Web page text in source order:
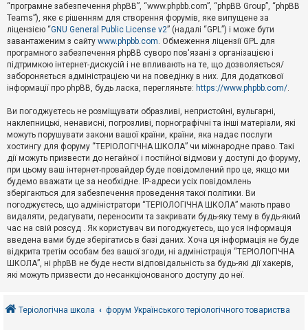
и
б
е
з
в
і
д
п
о
в
д
й
А
к
т
и
в
н
т
е
м
и
о
“програмне забезпечення phpBB”, “www.phpbb.com”, “phpBB Group”, “phpBB
Teams”), яке є рішенням для створення форумів, яке випущене за
ліцензією “GNU General Public License v2” (надалі “GPL”) і може бути
завантаженим з сайту www.phpbb.com. Обмеження ліцензії GPL для
програмного забезпечення phpBB суворо пов'язані з організацією і
підтримкою інтернет-дискусій і не впливають на те, що дозволяється/
забороняється адміністрацією чи на поведінку в них. Для додаткової
інформації про phpBB, будь ласка, перегляньте: https://www.phpbb.com/.
Ви погоджуєтесь не розміщувати образливі, непристойні, вульгарні,
наклепницькі, ненависні, погрозливі, порнографічні та інші матеріали, які
можуть порушувати закони вашої країни, країни, яка надає послуги
хостингу для форуму “ТЕРІОЛОГІЧНА ШКОЛА” чи міжнародне право. Такі
дії можуть призвести до негайної і постійної відмови у доступі до форуму,
при цьому ваш інтернет-провайдер буде повідомлений про це, якщо ми
будемо вважати це за необхідне. IP-адреси усіх повідомлень
зберігаються для забезпечення проведення такої політики. Ви
погоджуєтесь, що адміністратори “ТЕРІОЛОГІЧНА ШКОЛА” мають право
видаляти, редагувати, переносити та закривати будь-яку тему в будь-який
час на свій розсуд . Як користувач ви погоджуєтесь, що уся інформація
введена вами буде зберігатись в базі даних. Хоча ця інформація не буде
відкрита третім особам без вашої згоди, ні адміністрація “ТЕРІОЛОГІЧНА
ШКОЛА”, ні phpBB не буде нести відповідальність за будь-які дії хакерів,
які можуть призвести до несанкціонованого доступу до неї.
Теріологічна школа форум Українського теріологічного товариства